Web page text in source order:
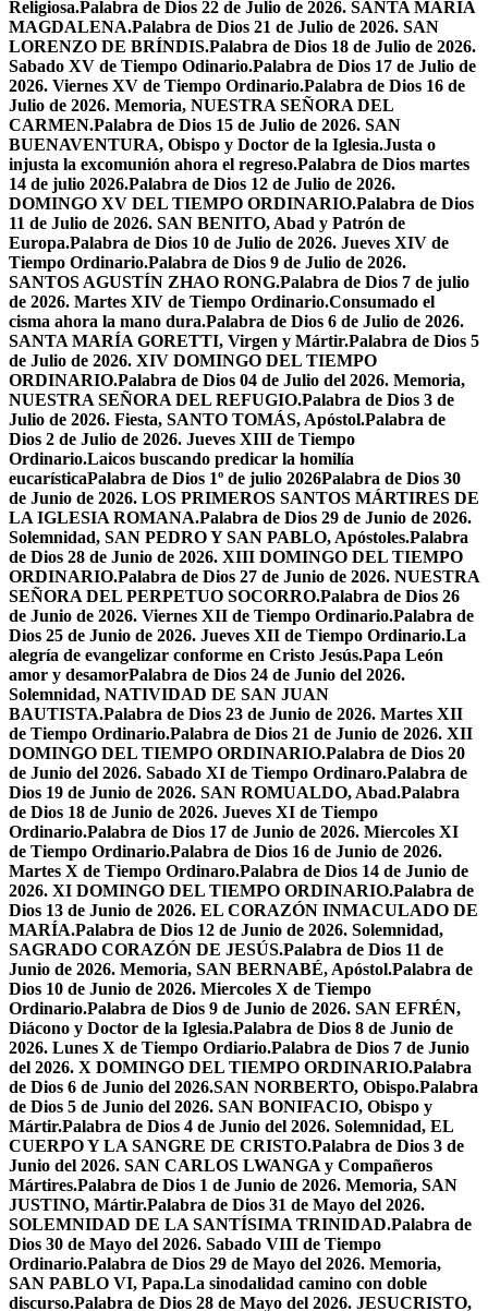
Religiosa.Palabra de Dios 22 de Julio de 2026. SANTA MARÍA
MAGDALENA.Palabra de Dios 21 de Julio de 2026. SAN
LORENZO DE BRÍNDIS.Palabra de Dios 18 de Julio de 2026.
Sabado XV de Tiempo Odinario.Palabra de Dios 17 de Julio de
2026. Viernes XV de Tiempo Ordinario.Palabra de Dios 16 de
Julio de 2026. Memoria, NUESTRA SEÑORA DEL
CARMEN.Palabra de Dios 15 de Julio de 2026. SAN
BUENAVENTURA, Obispo y Doctor de la Iglesia.Justa o
injusta la excomunión ahora el regreso.Palabra de Dios martes
14 de julio 2026.Palabra de Dios 12 de Julio de 2026.
DOMINGO XV DEL TIEMPO ORDINARIO.Palabra de Dios
11 de Julio de 2026. SAN BENITO, Abad y Patrón de
Europa.Palabra de Dios 10 de Julio de 2026. Jueves XIV de
Tiempo Ordinario.Palabra de Dios 9 de Julio de 2026.
SANTOS AGUSTÍN ZHAO RONG.Palabra de Dios 7 de julio
de 2026. Martes XIV de Tiempo Ordinario.Consumado el
cisma ahora la mano dura.Palabra de Dios 6 de Julio de 2026.
SANTA MARÍA GORETTI, Virgen y Mártir.Palabra de Dios 5
de Julio de 2026. XIV DOMINGO DEL TIEMPO
ORDINARIO.Palabra de Dios 04 de Julio del 2026. Memoria,
NUESTRA SEÑORA DEL REFUGIO.Palabra de Dios 3 de
Julio de 2026. Fiesta, SANTO TOMÁS, Apóstol.Palabra de
Dios 2 de Julio de 2026. Jueves XIII de Tiempo
Ordinario.Laicos buscando predicar la homilía
eucarísticaPalabra de Dios 1º de julio 2026Palabra de Dios 30
de Junio de 2026. LOS PRIMEROS SANTOS MÁRTIRES DE
LA IGLESIA ROMANA.Palabra de Dios 29 de Junio de 2026.
Solemnidad, SAN PEDRO Y SAN PABLO, Apóstoles.Palabra
de Dios 28 de Junio de 2026. XIII DOMINGO DEL TIEMPO
ORDINARIO.Palabra de Dios 27 de Junio de 2026. NUESTRA
SEÑORA DEL PERPETUO SOCORRO.Palabra de Dios 26
de Junio de 2026. Viernes XII de Tiempo Ordinario.Palabra de
Dios 25 de Junio de 2026. Jueves XII de Tiempo Ordinario.La
alegría de evangelizar conforme en Cristo Jesús.Papa León
amor y desamorPalabra de Dios 24 de Junio del 2026.
Solemnidad, NATIVIDAD DE SAN JUAN
BAUTISTA.Palabra de Dios 23 de Junio de 2026. Martes XII
de Tiempo Ordinario.Palabra de Dios 21 de Junio de 2026. XII
DOMINGO DEL TIEMPO ORDINARIO.Palabra de Dios 20
de Junio del 2026. Sabado XI de Tiempo Ordinaro.Palabra de
Dios 19 de Junio de 2026. SAN ROMUALDO, Abad.Palabra
de Dios 18 de Junio de 2026. Jueves XI de Tiempo
Ordinario.Palabra de Dios 17 de Junio de 2026. Miercoles XI
de Tiempo Ordinario.Palabra de Dios 16 de Junio de 2026.
Martes X de Tiempo Ordinaro.Palabra de Dios 14 de Junio de
2026. XI DOMINGO DEL TIEMPO ORDINARIO.Palabra de
Dios 13 de Junio de 2026. EL CORAZÓN INMACULADO DE
MARÍA.Palabra de Dios 12 de Junio de 2026. Solemnidad,
SAGRADO CORAZÓN DE JESÚS.Palabra de Dios 11 de
Junio de 2026. Memoria, SAN BERNABÉ, Apóstol.Palabra de
Dios 10 de Junio de 2026. Miercoles X de Tiempo
Ordinario.Palabra de Dios 9 de Junio de 2026. SAN EFRÉN,
Diácono y Doctor de la Iglesia.Palabra de Dios 8 de Junio de
2026. Lunes X de Tiempo Ordiario.Palabra de Dios 7 de Junio
del 2026. X DOMINGO DEL TIEMPO ORDINARIO.Palabra
de Dios 6 de Junio del 2026.SAN NORBERTO, Obispo.Palabra
de Dios 5 de Junio del 2026. SAN BONIFACIO, Obispo y
Mártir.Palabra de Dios 4 de Junio del 2026. Solemnidad, EL
CUERPO Y LA SANGRE DE CRISTO.Palabra de Dios 3 de
Junio del 2026. SAN CARLOS LWANGA y Compañeros
Mártires.Palabra de Dios 1 de Junio de 2026. Memoria, SAN
JUSTINO, Mártir.Palabra de Dios 31 de Mayo del 2026.
SOLEMNIDAD DE LA SANTÍSIMA TRINIDAD.Palabra de
Dios 30 de Mayo del 2026. Sabado VIII de Tiempo
Ordinario.Palabra de Dios 29 de Mayo del 2026. Memoria,
SAN PABLO VI, Papa.La sinodalidad camino con doble
discurso.Palabra de Dios 28 de Mayo del 2026. JESUCRISTO,